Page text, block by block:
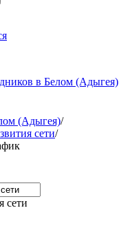
в Белом (Адыгея)
(Адыгея)/
сети/
сети